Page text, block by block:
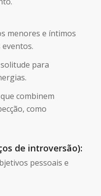
menores e íntimos
eventos.
para
combinem
como
de introversão):
pessoais e